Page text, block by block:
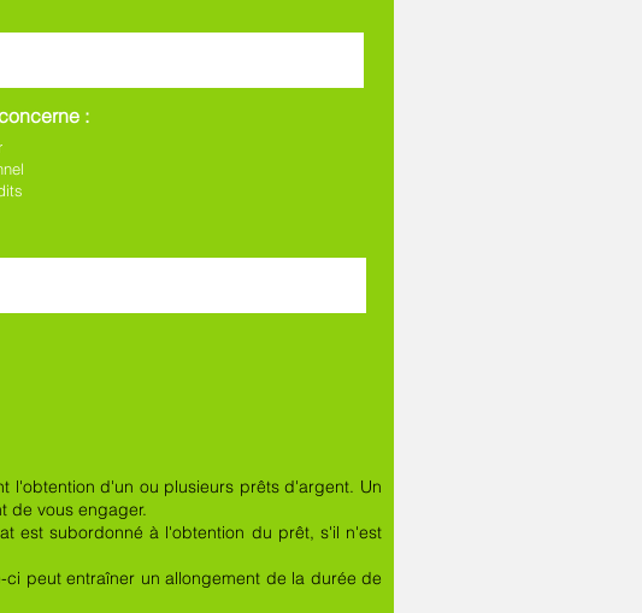
:
l'obtention d'un ou plusieurs prêts d'argent. Un
de vous engager.
est subordonné à l'obtention du prêt, s'il n'est
peut entraîner un allongement de la durée de